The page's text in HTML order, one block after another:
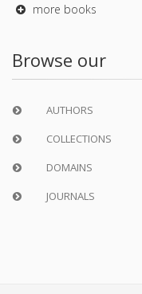
more books
Browse our
AUTHORS
COLLECTIONS
DOMAINS
JOURNALS